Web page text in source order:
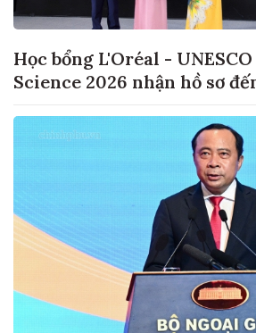
Học bổng L'Oréal -
Science 2026 nhận hồ sơ